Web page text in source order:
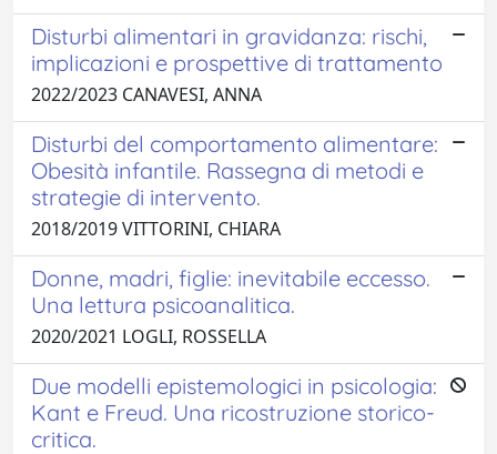
Disturbi alimentari in gravidanza: rischi,
implicazioni e prospettive di trattamento
2022/2023 CANAVESI, ANNA
Disturbi del comportamento alimentare:
Obesità infantile. Rassegna di metodi e
strategie di intervento.
2018/2019 VITTORINI, CHIARA
Donne, madri, figlie: inevitabile eccesso.
Una lettura psicoanalitica.
2020/2021 LOGLI, ROSSELLA
Due modelli epistemologici in psicologia:
Kant e Freud. Una ricostruzione storico-
critica.